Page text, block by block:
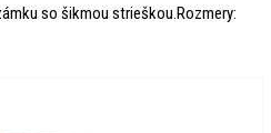
so šikmou strieškou.Rozmery: